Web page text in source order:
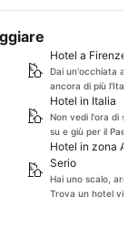
Appartamento
e accogliente
Hotel a Firenze
Dai un'occhiata agli
ancora di più l'Italia.
Hotel in Italia
Non vedi l'ora di
su e giù per il Paese!
Hotel in zona
Serio
Hai uno scalo,
Trova un hotel